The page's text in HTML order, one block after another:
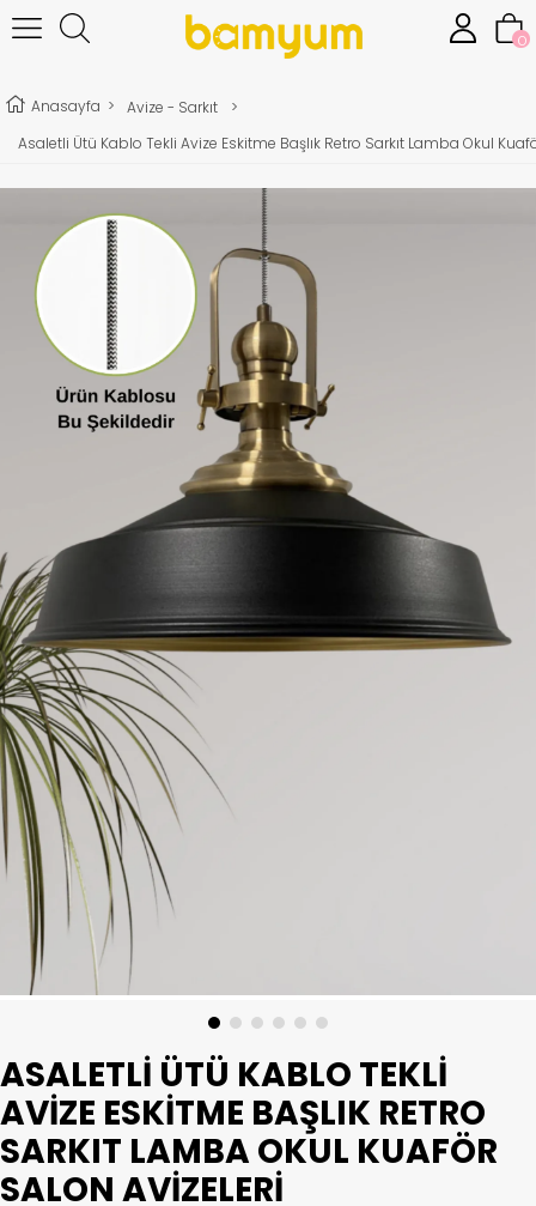
0
Anasayfa > Avize - Sarkıt
>
Asaletli Ütü Kablo Tekli Avize Eskitme Başlık Retro Sarkıt Lamba Okul
ASALETLI ÜTÜ KABLO TEKLI
AVIZE ESKITME BAŞLIK RETRO
SARKIT LAMBA OKUL KUAFÖR
SALON AVIZELERI